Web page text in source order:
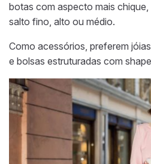
botas com aspecto mais
salto fino, alto ou médio.
Como acessórios, preferem
e bolsas estruturadas com